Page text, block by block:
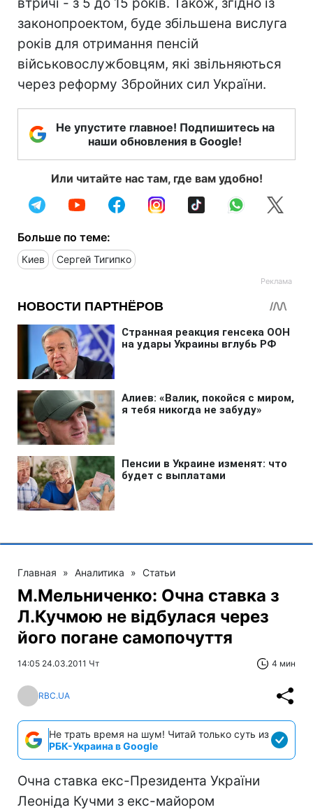
законопроектом, буде збільшена вислуга
років для отримання пенсій
військовослужбовцям, які звільняються
через реформу Збройних сил України.
Не упустите главное! Подпишитесь на
наши обновления в Google!
Или читайте нас там, где вам удобно!
Больше по теме:
Киев Сергей Тигипко
Главная » Аналитика » Статьи
М.Мельниченко: Очна ставка з
Л.Кучмою не відбулася через
його погане самопочуття
14:05 24.03.2011 Чт 4 мин
RBC.UA
Не трать время на шум! Читай только суть из
РБК-Украина в Google
Очна ставка екс-Президента України
Леоніда Кучми з екс-майором